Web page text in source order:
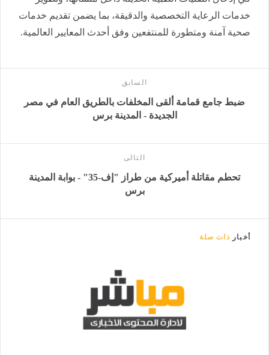
خدمات الرعاية التخصصية والدقيقة، بما يضمن تقديم خدمات
صحية آمنة ومتطورة للمنتفعين وفق أحدث المعايير العالمية.
السابق
ضبط جامع قمامة ألقى المخلفات بالطريق العام في مصر
الجديدة - المدينة برس
التالى
تحطم مقاتلة أميركية من طراز "إف-35" - بوابة المدينة
برس
أخبار ذات صلة